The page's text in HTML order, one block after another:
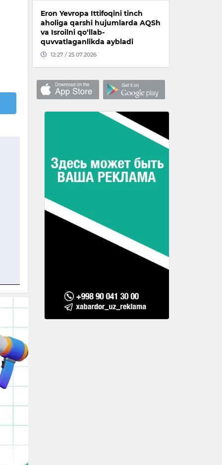
Eron Yevropa Ittifoqini tinch
aholiga qarshi hujumlarda AQSh
va Isroilni qo‘llab-
quvvatlaganlikda aybladi
12:27 / 25.07.2026